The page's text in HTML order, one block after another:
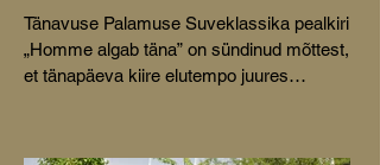
Tänavuse Palamuse Suveklassika pealkiri
„Homme algab täna” on sündinud mõttest,
et tänapäeva kiire elutempo juures
nautida käesolevat hetke.